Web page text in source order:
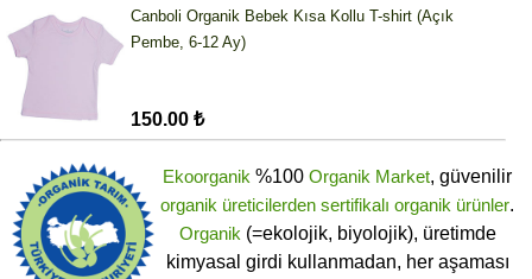
Canboli Organik Bebek Kısa Kollu T-shirt (Açık
Pembe, 6-12 Ay)
150.00 ₺
Ekoorganik %100 Organik Market, güvenilir
organik üreticilerden sertifikalı organik ürünler.
Organik (=ekolojik, biyolojik), üretimde
kimyasal girdi kullanmadan, her aşaması